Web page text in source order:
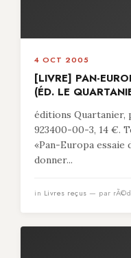
4 OCT 2005
[LIVRE] PAN-
(ÉD. LE
éditions Quartanier,
923400-00-3, 14 €.
«Pan-Europa essaie
donner...
in Livres reçus — par